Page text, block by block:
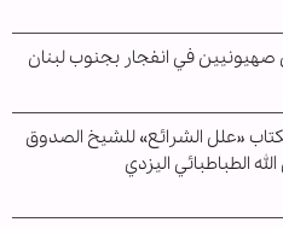
في انفجار بجنوب لبنان
«علل الشرائع» للشيخ الصدوق
الطباطبائي اليزدي